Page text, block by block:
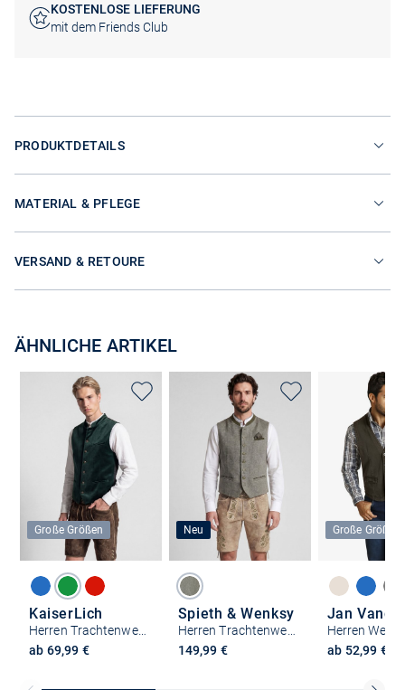
KOSTENLOSE LIEFERUNG
mit dem Friends Club
PRODUKTDETAILS
MATERIAL & PFLEGE
VERSAND & RETOURE
ÄHNLICHE ARTIKEL
Große Größen
KaiserLich
Herren Trachtenweste - 4398
ab 69,99 €
Neu
Spieth & Wenksy
149,99 €
Große Größen
ab 52,99 €